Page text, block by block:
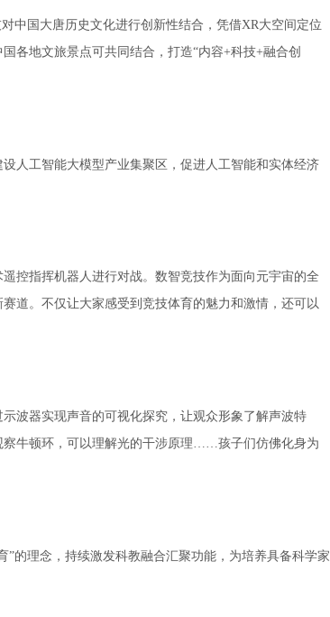
中国大唐历史文化进行创新性结合，凭借XR大空间定位
各地文旅景点可共同结合，打造“内容+科技+融合创
人工智能大模型产业集聚区，促进人工智能和实体经济
控指挥机器人进行对战。数智竞技作为面向元宇宙的全
道。不仅让大家感受到竞技体育的魅力和激情，还可以
波器实现声音的可视化探究，让观众形象了解声波特
牛顿环，可以理解光的干涉原理……孩子们仿佛化身为
的理念，持续激发科教融合汇聚功能，为培养具备科学家